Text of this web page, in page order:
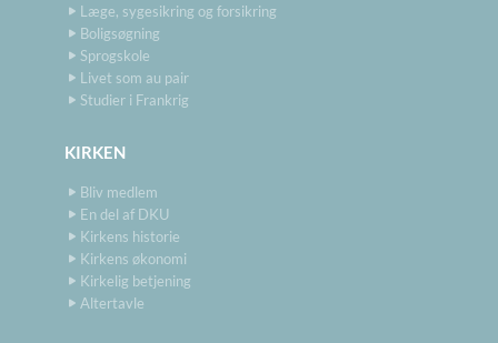
Læge, sygesikring og forsikring
Boligsøgning
Sprogskole
Livet som au pair
Studier i Frankrig
KIRKEN
Bliv medlem
En del af DKU
Kirkens historie
Kirkens økonomi
Kirkelig betjening
Altertavle